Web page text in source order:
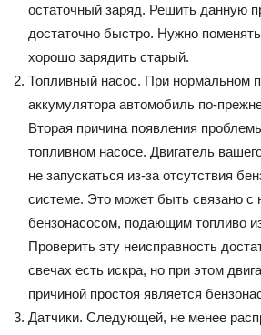
остаточный заряд. Решить данную
достаточно быстро. Нужно
хорошо зарядить старый.
Топливный насос. При нормальном
аккумулятора автомобиль по-
Вторая причина появления
топливном насосе. Двигатель
не запускаться из-за отсутствия
системе. Это может быть связано
бензонасосом, подающим топливо
Проверить эту неисправность
свечах есть искра, но при этом
причиной простоя является
Датчики. Следующей, не менее